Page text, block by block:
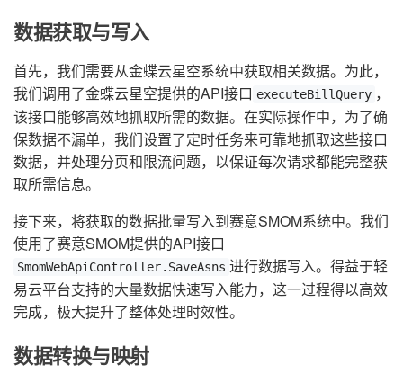
数据获取与写入
首先，我们需要从金蝶云星空系统中获取相关数据。为此，
我们调用了金蝶云星空提供的API接口 executeBillQuery ，
该接口能够高效地抓取所需的数据。在实际操作中，为了确
保数据不漏单，我们设置了定时任务来可靠地抓取这些接口
数据，并处理分页和限流问题，以保证每次请求都能完整获
取所需信息。
接下来，将获取的数据批量写入到赛意SMOM系统中。我们
使用了赛意SMOM提供的API接口
SmomWebApiController.SaveAsns 进行数据写入。得益于轻
易云平台支持的大量数据快速写入能力，这一过程得以高效
完成，极大提升了整体处理时效性。
数据转换与映射